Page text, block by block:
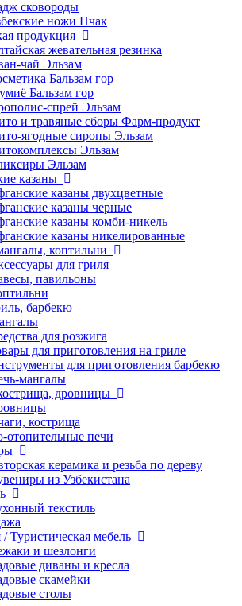
сковороды
ножи Пчак
продукция
жевательная резинка
чай Эльзам
Бальзам гор
Бальзам гор
спрей Эльзам
и травяные сборы Фарм-продукт
ягодные сиропы Эльзам
Эльзам
Эльзам
казаны
казаны двухцветные
казаны черные
казаны комби-никель
казаны никелированные
коптильни
для гриля
павильоны
барбекю
для розжига
для приготовления на гриле
для приготовления барбекю
мангалы
дровницы
кострища
отопительные печи
керамика и резьба по дереву
из Узбекистана
текстиль
/ Туристическая мебель
и шезлонги
диваны и кресла
скамейки
столы